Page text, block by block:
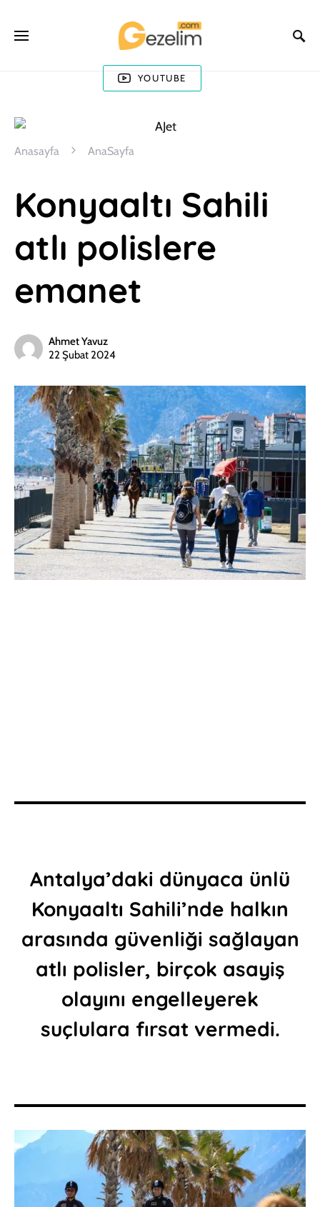
YOUTUBE
Anasayfa AnaSayfa
Konyaaltı Sahili
atlı polislere
emanet
Ahmet Yavuz
22 Şubat 2024
Antalya’daki dünyaca ünlü
Konyaaltı Sahili’nde halkın
arasında güvenliği sağlayan
atlı polisler, birçok asayiş
olayını engelleyerek
suçlulara fırsat vermedi.